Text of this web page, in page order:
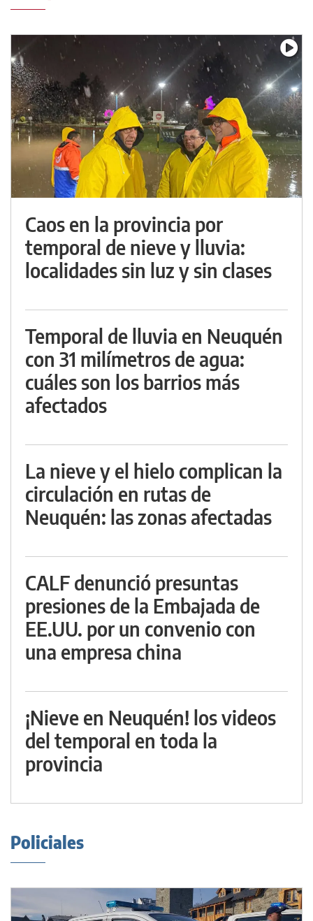
Caos en la provincia por
temporal de nieve y lluvia:
localidades sin luz y sin clases
Temporal de lluvia en Neuquén
con 31 milímetros de agua:
cuáles son los barrios más
afectados
La nieve y el hielo complican la
circulación en rutas de
Neuquén: las zonas afectadas
CALF denunció presuntas
presiones de la Embajada de
EE.UU. por un convenio con
una empresa china
¡Nieve en Neuquén! los videos
del temporal en toda la
provincia
Policiales